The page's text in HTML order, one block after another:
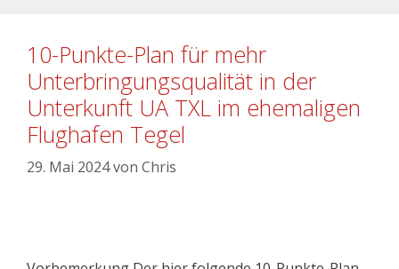
10-Punkte-Plan für mehr
Unterbringungsqualität in der
Unterkunft UA TXL im ehemaligen
Flughafen Tegel
29. Mai 2024von Chris